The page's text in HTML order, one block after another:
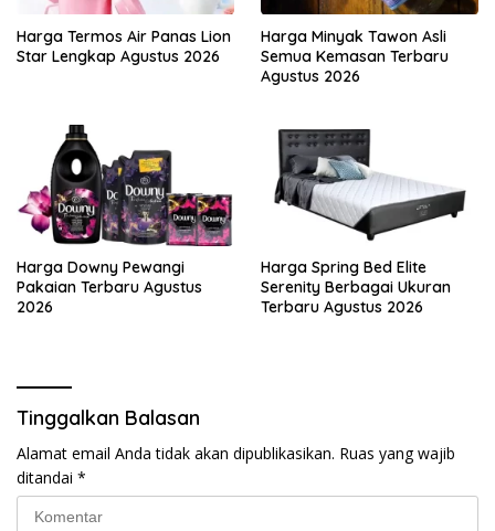
Harga Termos Air Panas Lion
Star Lengkap Agustus 2026
Harga Minyak Tawon Asli
Semua Kemasan Terbaru
Agustus 2026
Harga Downy Pewangi
Pakaian Terbaru Agustus
2026
Harga Spring Bed Elite
Serenity Berbagai Ukuran
Terbaru Agustus 2026
Tinggalkan Balasan
Alamat email Anda tidak akan dipublikasikan. Ruas yang wajib
ditandai *